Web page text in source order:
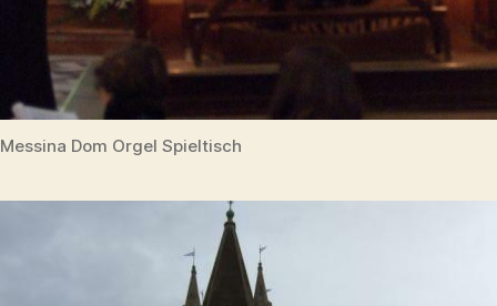
Messina Dom Orgel Spieltisch